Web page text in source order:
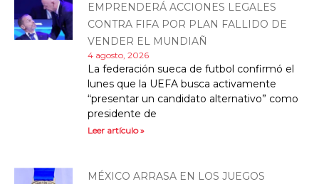
EMPRENDERÁ ACCIONES LEGALES
CONTRA FIFA POR PLAN FALLIDO DE
VENDER EL MUNDIAÑ
4 agosto, 2026
La federación sueca de futbol confirmó el
lunes que la UEFA busca activamente
“presentar un candidato alternativo” como
presidente de
Leer artículo »
MÉXICO ARRASA EN LOS JUEGOS